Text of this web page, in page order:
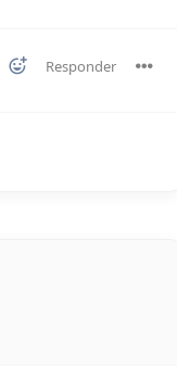
Responder